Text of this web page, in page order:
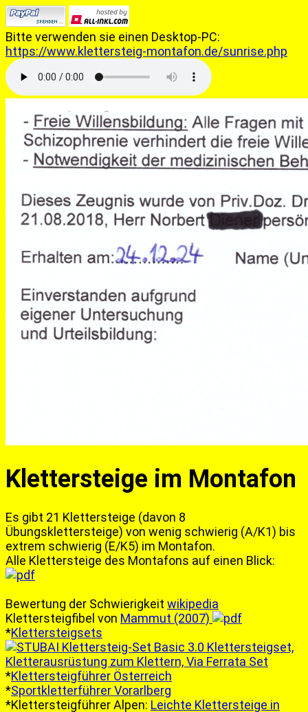
Bitte verwenden sie einen Desktop-PC:
https://www.klettersteig-montafon.de/sunrise.php
Klettersteige im Montafon
Es gibt 21 Klettersteige (davon 8
Übungsklettersteige) von wenig schwierig (A/K1) bis
extrem schwierig (E/K5) im Montafon.
Alle Klettersteige des Montafons auf einen Blick:
Bewertung der Schwierigkeit wikipedia
Klettersteigfibel von Mammut (2007)
*Klettersteigsets
*Klettersteigführer Österreich
*Sportkletterführer Vorarlberg
*Klettersteigführer Alpen: Leichte Klettersteige in